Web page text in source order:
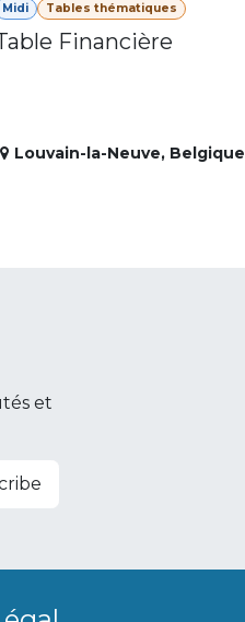
Midi Tables thématiques
Financière
Louvain-la-Neuve, Belgique
et